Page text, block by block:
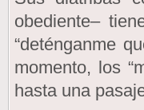
obediente–
“deténganme
momento, los
hasta una